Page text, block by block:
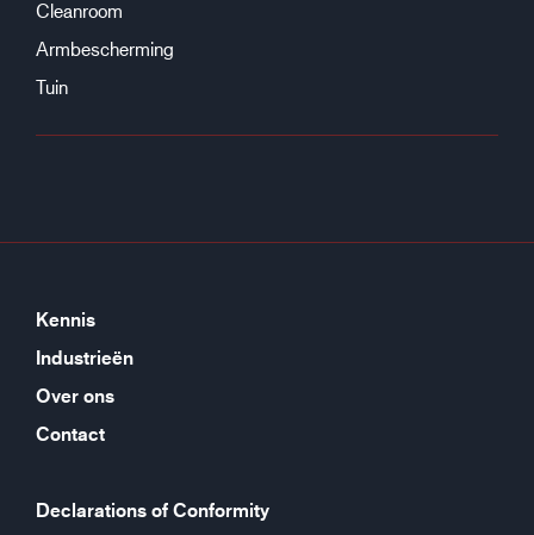
Cleanroom
Armbescherming
Tuin
Kennis
Industrieën
Over ons
Contact
Declarations of Conformity